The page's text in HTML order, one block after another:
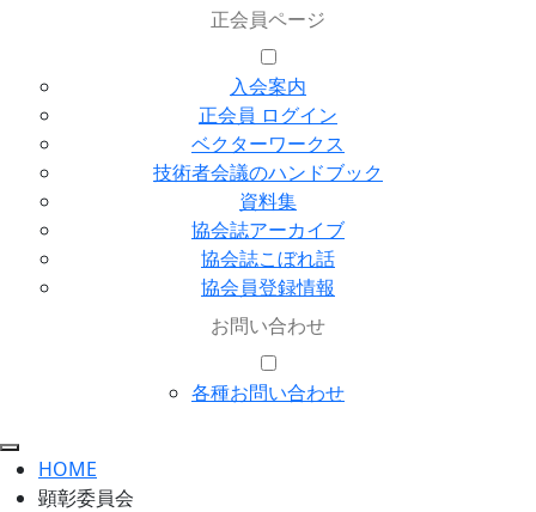
正会員ページ
入会案内
正会員 ログイン
ベクターワークス
技術者会議のハンドブック
資料集
協会誌アーカイブ
協会誌こぼれ話
協会員登録情報
お問い合わせ
各種お問い合わせ
HOME
顕彰委員会